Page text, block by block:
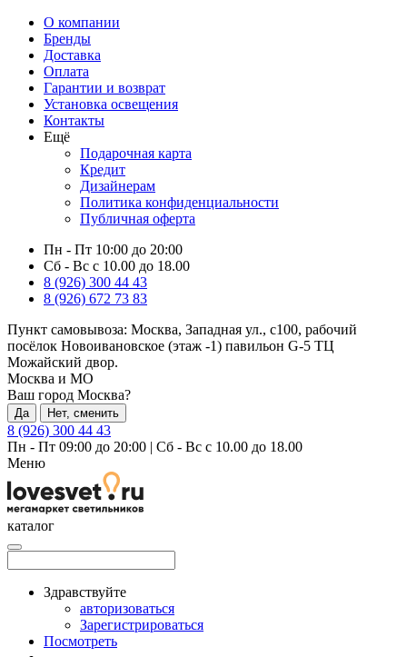
О компании
Бренды
Доставка
Оплата
Гарантии и возврат
Установка освещения
Контакты
Ещё
Подарочная карта
Кредит
Дизайнерам
Политика конфиденциальности
Публичная оферта
Пн - Пт 10:00 до 20:00
Сб - Вс с 10.00 до 18.00
8 (926) 300 44 43
8 (926) 672 73 83
Пункт самовывоза: Москва, Западная ул., с100, рабочий
посёлок Новоивановское (этаж -1) павильон G-5 ТЦ
Можайский двор.
Москва и МО
Ваш город Москва?
Да Нет, сменить
8 (926) 300 44 43
Пн - Пт 09:00 до 20:00 | Сб - Вс с 10.00 до 18.00
Меню
каталог
Здравствуйте
авторизоваться
Зарегистрироваться
Посмотреть